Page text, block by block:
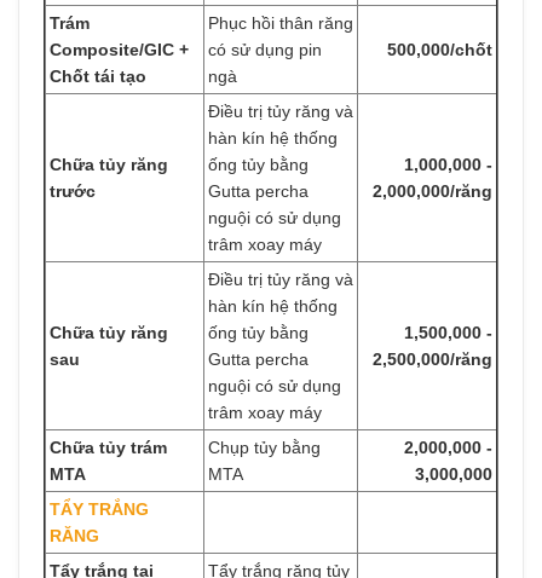
Trám
Composite/GIC +
Chốt tái tạo
Phục hồi thân răng
có sử dụng pin
ngà
500,000/chốt
Chữa tủy răng
trước
Điều trị tủy răng và
hàn kín hệ thống
ống tủy bằng
Gutta percha
nguội có sử dụng
trâm xoay máy
1,000,000 -
2,000,000/răng
Chữa tủy răng
sau
Điều trị tủy răng và
hàn kín hệ thống
ống tủy bằng
Gutta percha
nguội có sử dụng
trâm xoay máy
1,500,000 -
2,500,000/răng
Chữa tủy trám
MTA
Chụp tủy bằng
MTA
2,000,000 -
3,000,000
TẨY TRẮNG
RĂNG
Tẩy trắng tại
Tẩy trắng răng tủy